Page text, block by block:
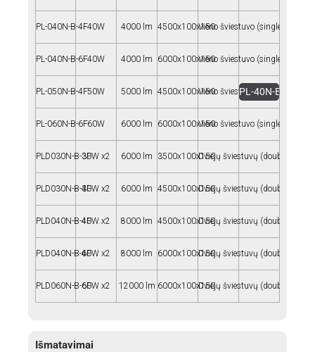
PL-040N-B-4F40W 4000 lm 4500x100x150Vieno šviestuvo (single)
PL-040N-B-6F40W 4000 lm 6000x100x150Vieno šviestuvo (single)
PL-050N-B-4F50W 5000 lm 4500x100x150Vieno šviestuvo (Single)
PL-40N-B-4F-
PL-060N-B-6F60W 6000 lm 6000x100x150Vieno šviestuvo (single)
PLD030N-B-3F30W x2 6000 lm 3500x100x150Dviejų šviestuvų (double)
PLD030N-B-4F30W x2 6000 lm 4500x100x150Dviejų šviestuvų (double)
PLD040N-B-4F40W x2 8000 lm 4500x100x150Dviejų šviestuvų (double)
PLD040N-B-6F40W x2 8000 lm 6000x100x150Dviejų šviestuvų (double)
PLD060N-B-6F60W x2 12000 lm 6000x100x150Dviejų šviestuvų (double)
Išmatavimai